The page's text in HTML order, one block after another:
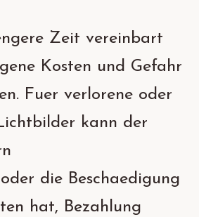
Zeit vereinbart
Kosten und Gefahr
Fuer verlorene oder
kann der
die Beschaedigung
hat, Bezahlung